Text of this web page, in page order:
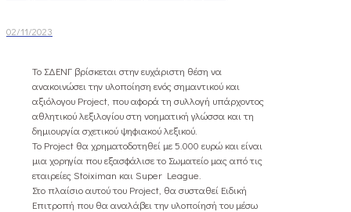
02/11/2023
Το ΣΔΕΝΓ βρίσκεται στην ευχάριστη θέση να
ανακοινώσει την υλοποίηση ενός σημαντικού και
αξιόλογου Project, που αφορά τη συλλογή υπάρχοντος
αθλητικού λεξιλογίου στη νοηματική γλώσσα και τη
δημιουργία σχετικού ψηφιακού λεξικού.
Το Project θα χρηματοδοτηθεί με 5.000 ευρώ και είναι
μια χορηγία που εξασφάλισε το Σωματείο μας από τις
εταιρείες Stoiximan και Super League.
Στο πλαίσιο αυτού του Project, θα συσταθεί Ειδική
Επιτροπή που θα αναλάβει την υλοποίησή του μέσω